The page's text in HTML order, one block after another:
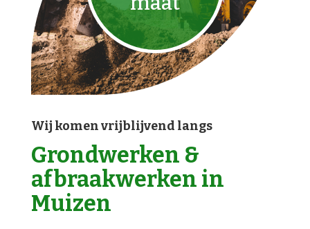
Wij komen vrijblijvend langs
Grondwerken &
afbraakwerken in
Muizen